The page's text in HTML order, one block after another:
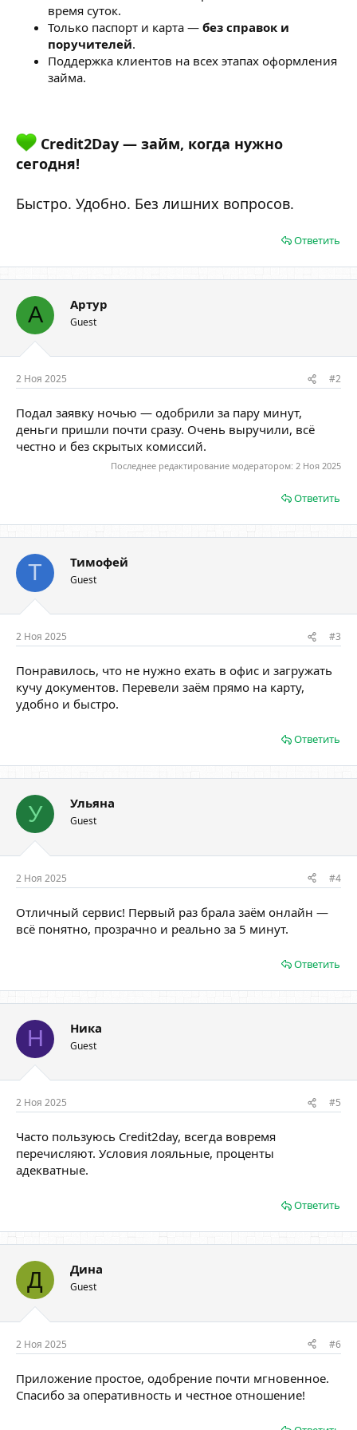
время суток.
Только паспорт и карта — без справок и
поручителей.
Поддержка клиентов на всех этапах оформления
займа.
Credit2Day — займ, когда нужно
сегодня!
Быстро. Удобно. Без лишних вопросов.
Ответить
А Артур
Guest
2 Ноя 2025 #2
Подал заявку ночью — одобрили за пару минут,
деньги пришли почти сразу. Очень выручили, всё
честно и без скрытых комиссий.
Последнее редактирование модератором: 2 Ноя 2025
Ответить
Т Тимофей
Guest
2 Ноя 2025 #3
Понравилось, что не нужно ехать в офис и загружать
кучу документов. Перевели заём прямо на карту,
удобно и быстро.
Ответить
У Ульяна
Guest
2 Ноя 2025 #4
Отличный сервис! Первый раз брала заём онлайн —
всё понятно, прозрачно и реально за 5 минут.
Ответить
Н Ника
Guest
2 Ноя 2025 #5
Часто пользуюсь Credit2day, всегда вовремя
перечисляют. Условия лояльные, проценты
адекватные.
Ответить
Д Дина
Guest
2 Ноя 2025 #6
Приложение простое, одобрение почти мгновенное.
Спасибо за оперативность и честное отношение!